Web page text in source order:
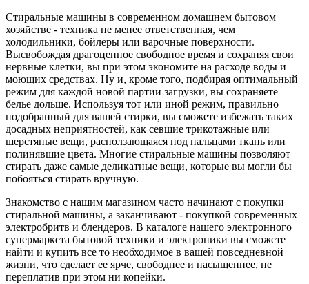
Стиральные машины в современном домашнем бытовом
хозяйстве - техника не менее ответственная, чем
холодильники, бойлеры или варочные поверхности.
Высвобождая драгоценное свободное время и сохраняя свои
нервные клетки, вы при этом экономите на расходе воды и
моющих средствах. Ну и, кроме того, подбирая оптимальный
режим для каждой новой партии загрузки, вы сохраняете
белье дольше. Используя тот или иной режим, правильно
подобранный для вашей стирки, вы сможете избежать таких
досадных неприятностей, как севшие трикотажные или
шерстяные вещи, расползающаяся под пальцами ткань или
полинявшие цвета. Многие стиральные машины позволяют
стирать даже самые деликатные вещи, которые вы могли бы
побояться стирать вручную.
Знакомство с нашим магазином часто начинают с покупки
стиральной машины, а заканчивают - покупкой современных
электробритв и блендеров. В каталоге нашего электронного
супермаркета бытовой техники и электроники вы сможете
найти и купить все то необходимое в вашей повседневной
жизни, что сделает ее ярче, свободнее и насыщеннее, не
переплатив при этом ни копейки.